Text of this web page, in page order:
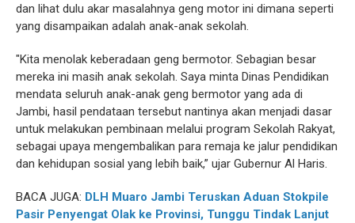
dan lihat dulu akar masalahnya geng motor ini dimana seperti
yang disampaikan adalah anak-anak sekolah.
"Kita menolak keberadaan geng bermotor. Sebagian besar
mereka ini masih anak sekolah. Saya minta Dinas Pendidikan
mendata seluruh anak-anak geng bermotor yang ada di
Jambi, hasil pendataan tersebut nantinya akan menjadi dasar
untuk melakukan pembinaan melalui program Sekolah Rakyat,
sebagai upaya mengembalikan para remaja ke jalur pendidikan
dan kehidupan sosial yang lebih baik,” ujar Gubernur Al Haris.
BACA JUGA: DLH Muaro Jambi Teruskan Aduan Stokpile
Pasir Penyengat Olak ke Provinsi, Tunggu Tindak Lanjut